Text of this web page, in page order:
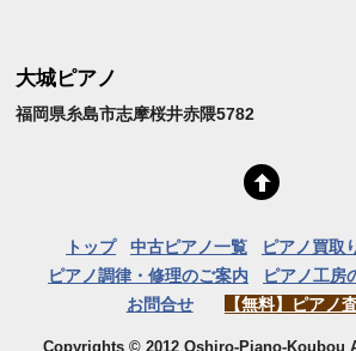
大城ピアノ
福岡県糸島市志摩桜井赤隈5782
トップ 中古ピアノ一覧 ピアノ買取
ピアノ調律・修理のご案内
ピアノ工房
お問合せ
【無料】ピアノ